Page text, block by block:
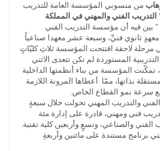
من منسوبي المؤسسة العامة للتدريب
التدريب الفني والمهني في المملكة
" بين فيه أن مؤسسة التدريب الفني
ثانوي فنيِّ، وسبعة عشر معهدا صناعياً
مرحلة لاحقة افتتحت المؤسسة ثلاثِ كليّاتٍ
المستوردة لم تكن تتعدى الاثني
عشر برنامجاً. وفي عام 2007، تمكّنت المؤسسة من بناء أنظمتها الداخلية
بذاتها، ممّا أعطاها المرونة اللازمة
مع سرعة نمو القطاع الخاص.
الفني والتدريب المهني تحولت خلال سبعةٍ
فني ومهني، قادرة على إدارة مئة
الفني والصناعي، وتسعٍ وأربعين كلية تقنية.
برنامج مستندة على مائتين وأربعةِ